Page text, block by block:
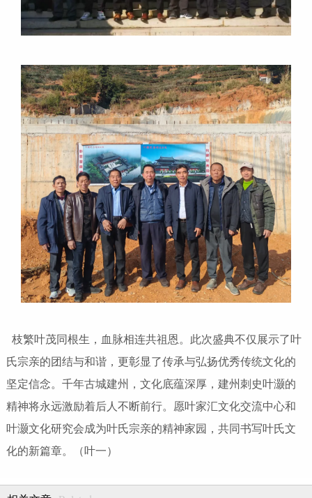
枝繁叶茂同根生，血脉相连共祖恩。此次盛典不仅展示了叶
氏宗亲的团结与和谐，更彰显了传承与弘扬优秀传统文化的
坚定信念。千年古城建州，文化底蕴深厚，建州刺史叶灏的
精神将永远激励着后人不断前行。愿叶家汇文化交流中心和
叶灏文化研究会成为叶氏宗亲的精神家园，共同书写叶氏文
化的新篇章。（叶一）